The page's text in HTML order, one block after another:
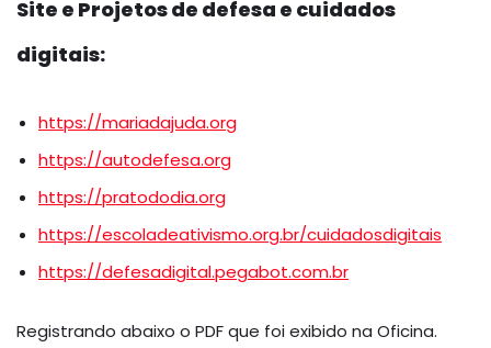
Site e Projetos de defesa e cuidados
digitais:
https://mariadajuda.org
https://autodefesa.org
https://pratododia.org
https://escoladeativismo.org.br/cuidadosdigitais
https://defesadigital.pegabot.com.br
Registrando abaixo o PDF que foi exibido na Oficina.